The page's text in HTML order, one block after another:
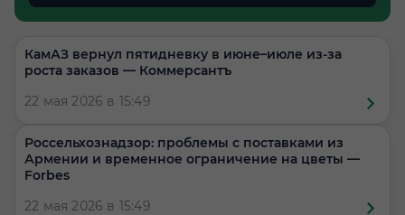
КамАЗ вернул пятидневку в июне–июле из-за
роста заказов — Коммерсантъ
22 мая 2026 в 15:49
Россельхознадзор: проблемы с поставками из
Армении и временное ограничение на цветы —
Forbes
22 мая 2026 в 15:49